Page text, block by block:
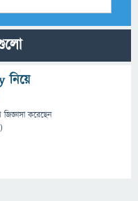
নিয়ে
জিজ্ঞাসাকরেছেন